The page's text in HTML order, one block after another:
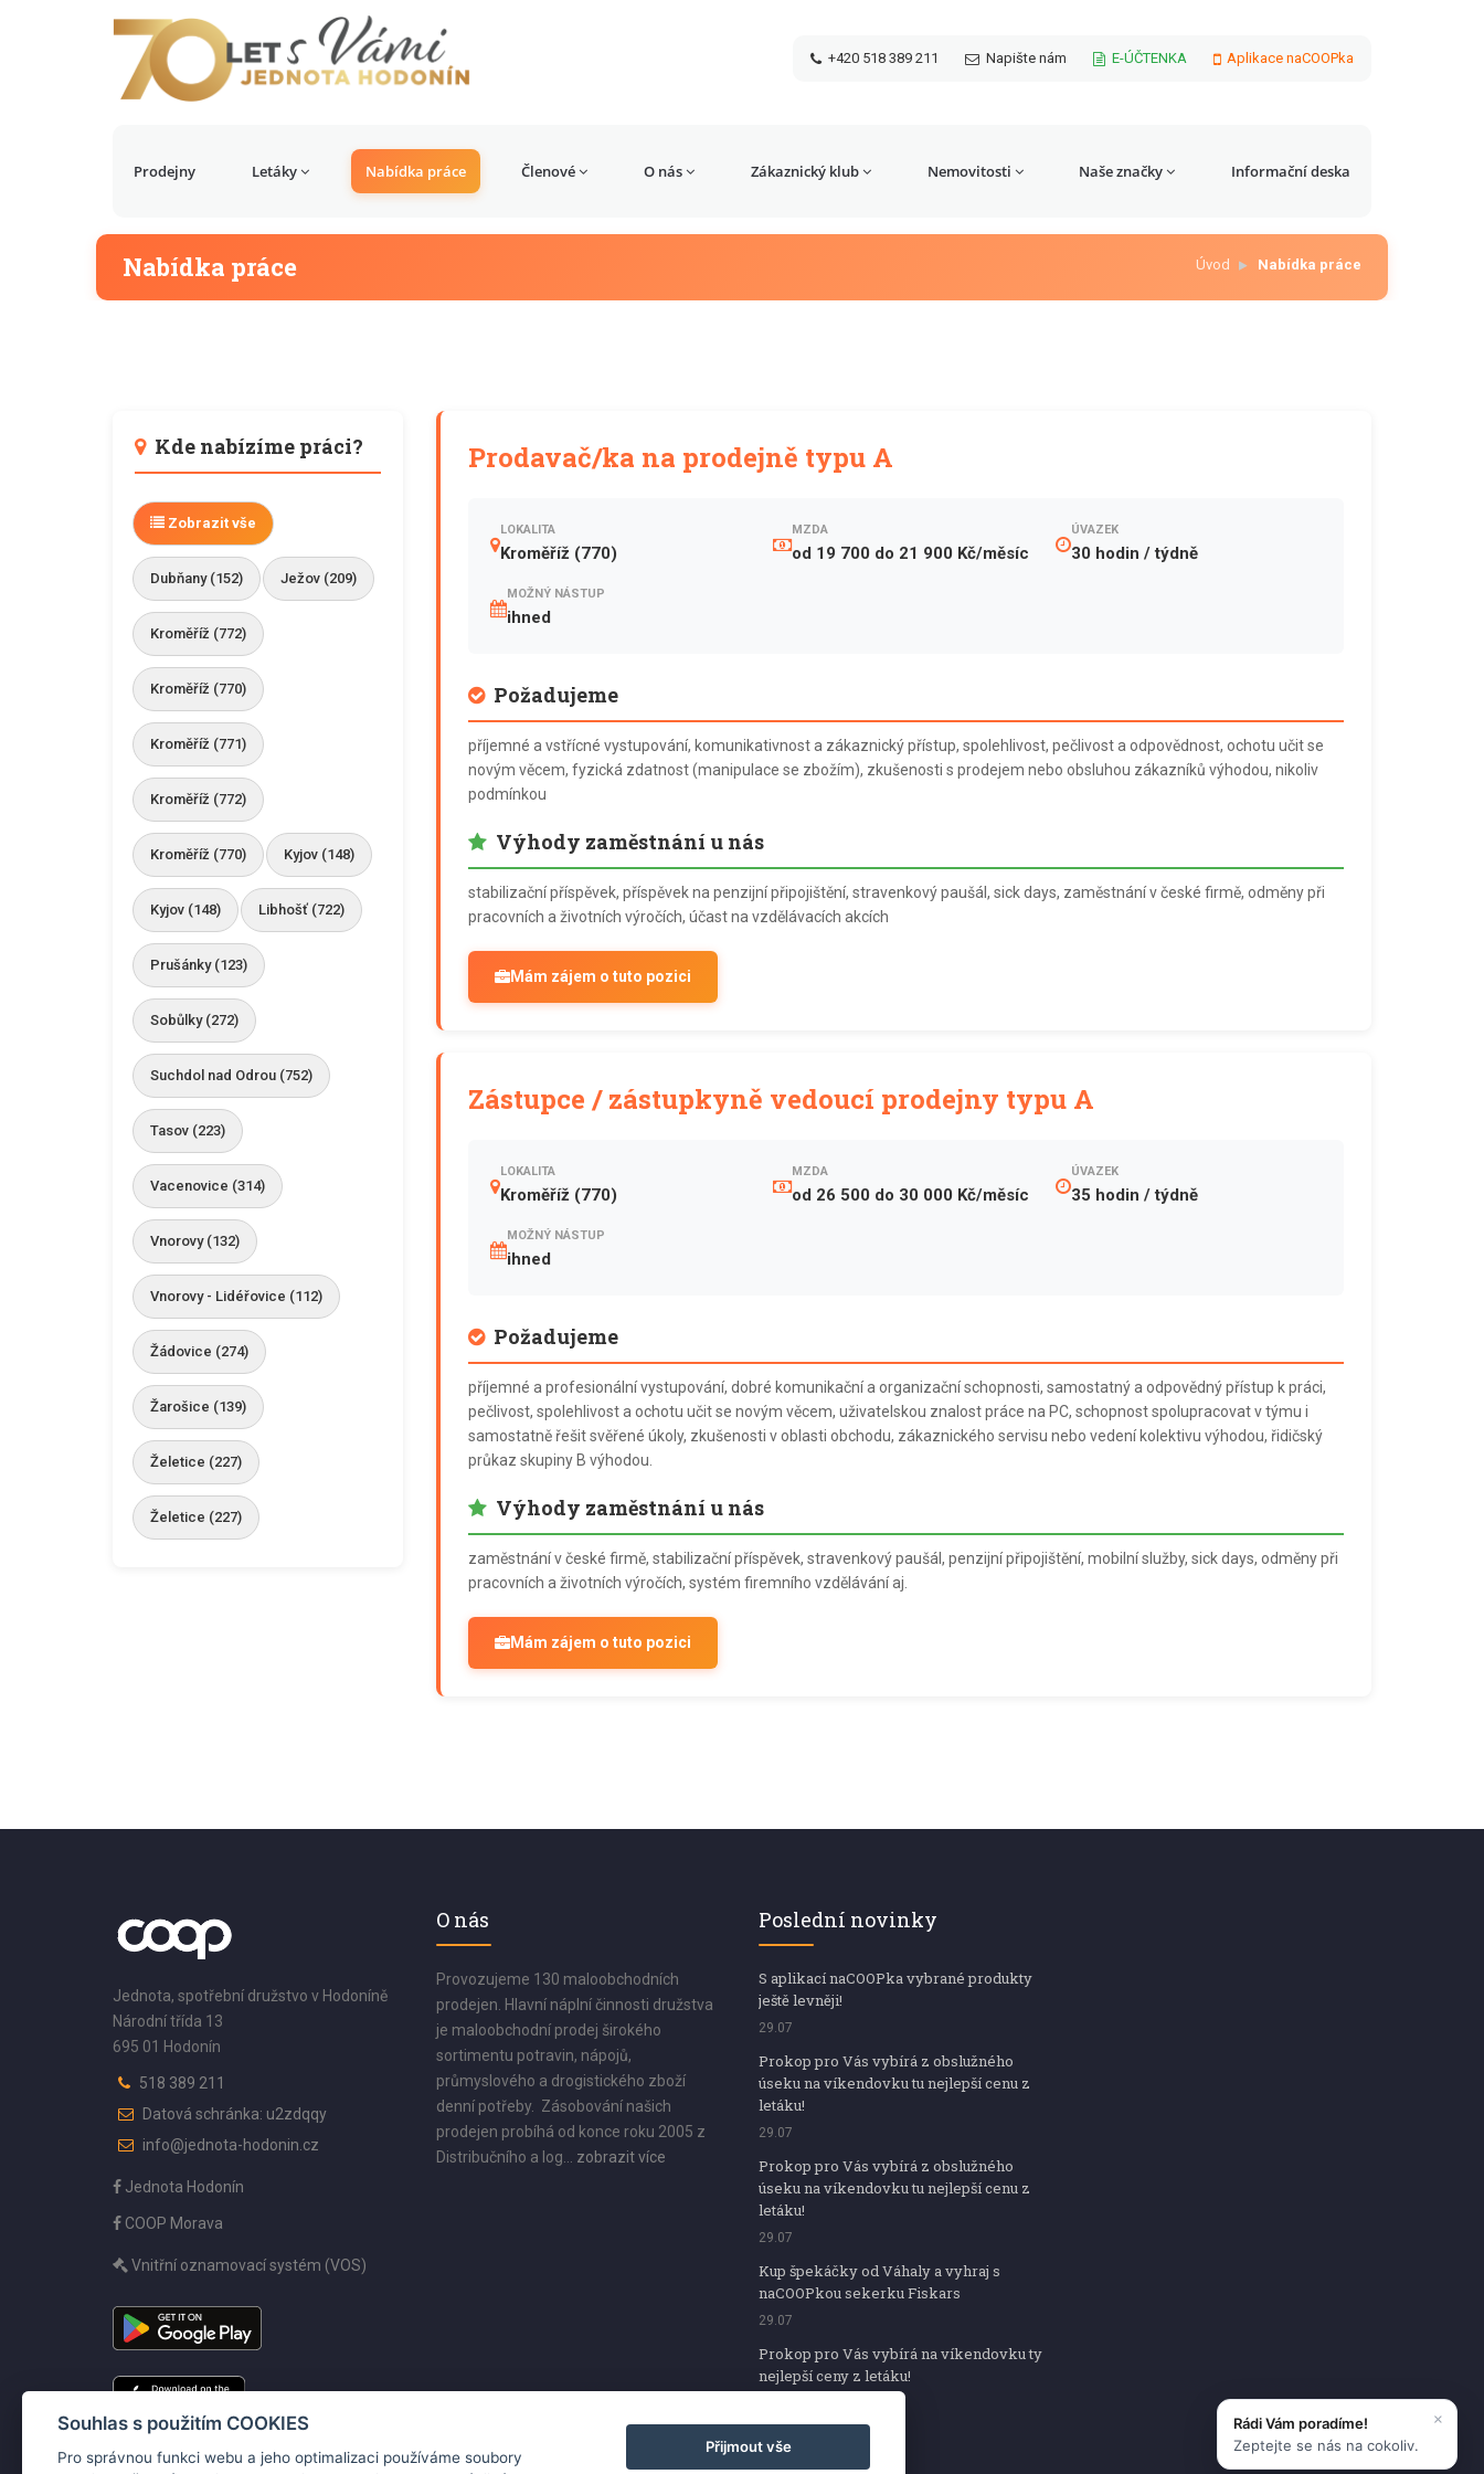
+420 518 389 211 Napište nám E-ÚČTENKA Aplikace naCOOPka
Prodejny Letáky Nabídka práce Členové O nás Zákaznický klub Nemovitosti Naše značky Informační deska
Nabídka práce Úvod Nabídka práce
Prodavač/ka na prodejně typu A
LOKALITA
Kroměříž (770)
MZDA
od 19 700 do 21 900 Kč/měsíc
ÚVAZEK
30 hodin / týdně
MOŽNÝ NÁSTUP
ihned
Požadujeme
příjemné a vstřícné vystupování, komunikativnost a zákaznický přístup, spolehlivost, pečlivost a odpovědnost, ochotu učit se
novým věcem, fyzická zdatnost (manipulace se zbožím), zkušenosti s prodejem nebo obsluhou zákazníků výhodou, nikoliv
podmínkou
Výhody zaměstnání u nás
stabilizační příspěvek, příspěvek na penzijní připojištění, stravenkový paušál, sick days, zaměstnání v české firmě, odměny při
pracovních a životních výročích, účast na vzdělávacích akcích
Mám zájem o tuto pozici
Zástupce / zástupkyně vedoucí prodejny typu A
LOKALITA
Kroměříž (770)
MZDA
od 26 500 do 30 000 Kč/měsíc
ÚVAZEK
35 hodin / týdně
MOŽNÝ NÁSTUP
ihned
Požadujeme
příjemné a profesionální vystupování, dobré komunikační a organizační schopnosti, samostatný a odpovědný přístup k práci,
pečlivost, spolehlivost a ochotu učit se novým věcem, uživatelskou znalost práce na PC, schopnost spolupracovat v týmu i
samostatně řešit svěřené úkoly, zkušenosti v oblasti obchodu, zákaznického servisu nebo vedení kolektivu výhodou, řidičský
průkaz skupiny B výhodou.
Výhody zaměstnání u nás
zaměstnání v české firmě, stabilizační příspěvek, stravenkový paušál, penzijní připojištění, mobilní služby, sick days, odměny při
pracovních a životních výročích, systém firemního vzdělávání aj.
Mám zájem o tuto pozici
Kde nabízíme práci?
Zobrazit vše
Dubňany (152) Ježov (209)
Kroměříž (772)
Kroměříž (770)
Kroměříž (771)
Kroměříž (772)
Kroměříž (770) Kyjov (148)
Kyjov (148) Libhošť (722)
Prušánky (123)
Sobůlky (272)
Suchdol nad Odrou (752)
Tasov (223)
Vacenovice (314)
Vnorovy (132)
Vnorovy - Lidéřovice (112)
Žádovice (274)
Žarošice (139)
Želetice (227)
Želetice (227)
Jednota, spotřební družstvo v Hodoníně
Národní třída 13
695 01 Hodonín
518 389 211
Datová schránka: u2zdqqy
info@jednota-hodonin.cz
Jednota Hodonín
COOP Morava
Vnitřní oznamovací systém (VOS)
O nás
Provozujeme 130 maloobchodních
prodejen. Hlavní náplní činnosti družstva
je maloobchodní prodej širokého
sortimentu potravin, nápojů,
průmyslového a drogistického zboží
denní potřeby. Zásobování našich
prodejen probíhá od konce roku 2005 z
Distribučního a log... zobrazit více
Poslední novinky
S aplikací naCOOPka vybrané produkty
ještě levněji!
29.07
Prokop pro Vás vybírá z obslužného
úseku na víkendovku tu nejlepší cenu z
letáku!
29.07
Prokop pro Vás vybírá z obslužného
úseku na víkendovku tu nejlepší cenu z
letáku!
29.07
Kup špekáčky od Váhaly a vyhraj s
naCOOPkou sekerku Fiskars
29.07
Prokop pro Vás vybírá na víkendovku ty
nejlepší ceny z letáku!
Souhlas s použitím COOKIES
Pro správnou funkci webu a jeho optimalizaci používáme soubory
Přijmout vše